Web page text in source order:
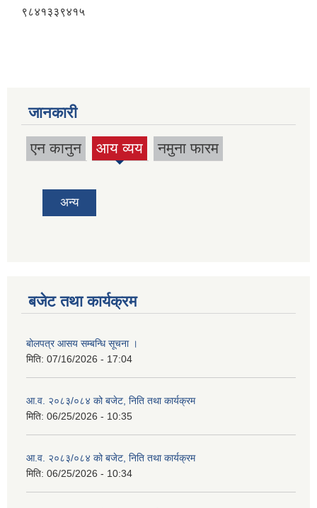
९८४१३३९४१५
जानकारी
एन कानुन आय व्यय
(active
नमुना फारम
अन्य
बजेट तथा कार्यक्रम
बोलपत्र आसय सम्बन्धि सूचना ।
मिति: 07/16/2026 - 17:04
आ.व. २०८३/०८४ को बजेट, निति तथा कार्यक्रम
मिति: 06/25/2026 - 10:35
आ.व. २०८३/०८४ को बजेट, निति तथा कार्यक्रम
मिति: 06/25/2026 - 10:34